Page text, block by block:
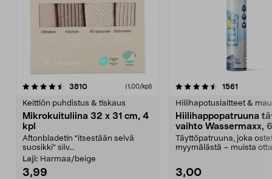
3810arvostelut (1,00/kpl)
Keittiön puhdistus & tiskaus
Mikrokuituliina 32 x 31 cm, 4
kpl
Aftonbladetin "itsestään selvä
suosikki" siiv...
Laji: Harmaa/beige
3,99
4.5viidestä
1561
Hiilihapotuslaitteet &
Hiilihappopatruuna
vaihto Wassermaxx,
Täyttöpatruuna, joka
myymälästä – muista
3,00
4.5viidestä